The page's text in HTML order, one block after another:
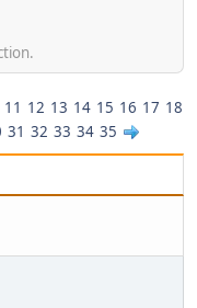
11 12 13 14 15 16 17 18
31 32 33 34 35